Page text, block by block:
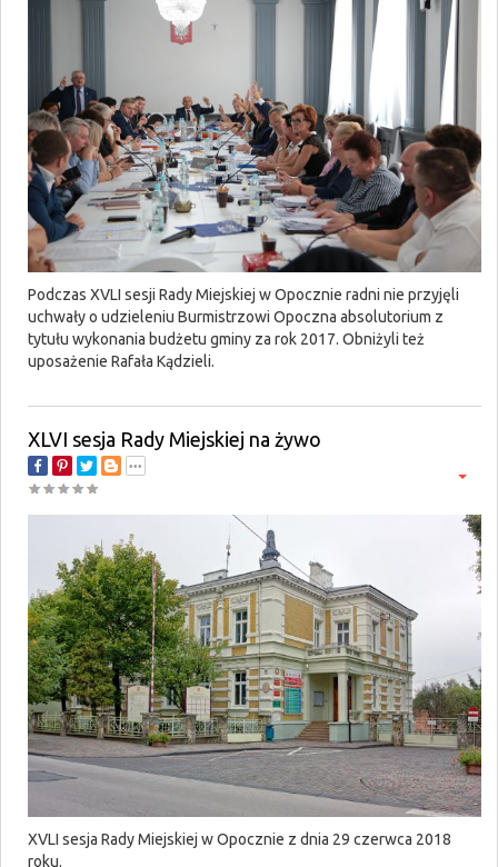
Podczas XVLI sesji Rady Miejskiej w Opocznie radni nie przyjęli
uchwały o udzieleniu Burmistrzowi Opoczna absolutorium z
tytułu wykonania budżetu gminy za rok 2017. Obniżyli też
uposażenie Rafała Kądzieli.
XLVI sesja Rady Miejskiej na żywo
XVLI sesja Rady Miejskiej w Opocznie z dnia 29 czerwca 2018
roku.